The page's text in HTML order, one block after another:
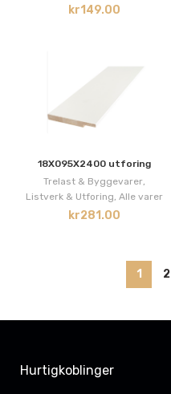
kr149.00
18X095X2400 utforing
Trelast & Byggevarer,
Listverk & Utforing, Alle varer
kr281.00
1 2
Hurtigkoblinger